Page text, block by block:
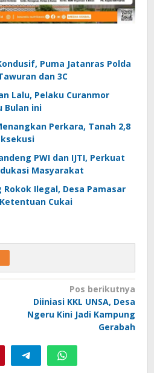
Puma Jatanras Polda
dan 3C
Lalu, Pelaku Curanmor
Bulan ini
Perkara, Tanah 2,8
PWI dan IJTI, Perkuat
Masyarakat
Rokok Ilegal, Desa Pamasar
Cukai
Pos berikutnya
Diiniasi KKL UNSA, Desa
Ngeru Kini Jadi Kampung
Gerabah